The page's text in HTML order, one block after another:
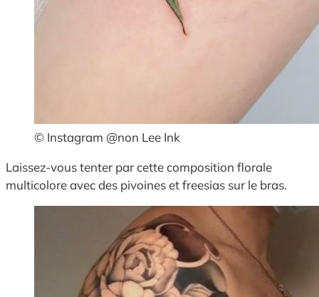
© Instagram @non Lee Ink
Laissez-vous tenter par cette composition florale
multicolore avec des pivoines et freesias sur le bras.